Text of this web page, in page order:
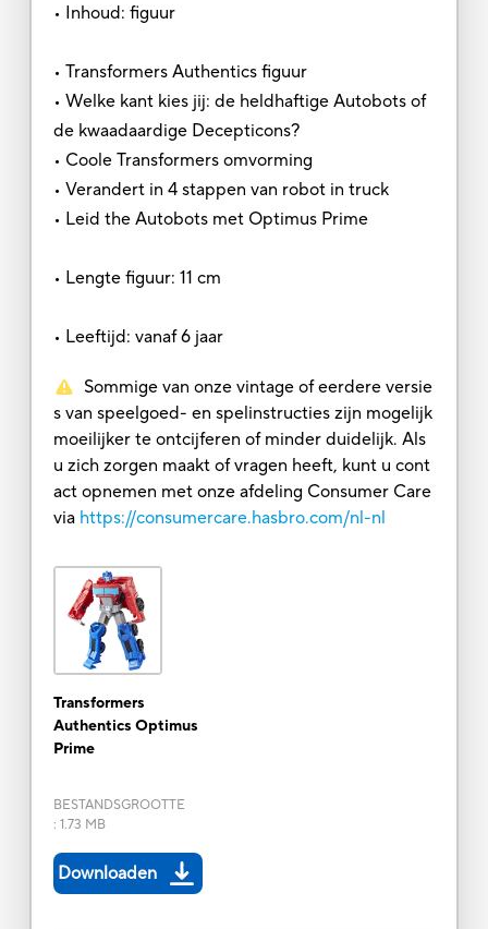
• Inhoud: figuur
• Transformers Authentics figuur
• Welke kant kies jij: de heldhaftige Autobots of
de kwaadaardige Decepticons?
• Coole Transformers omvorming
• Verandert in 4 stappen van robot in truck
• Leid the Autobots met Optimus Prime
• Lengte figuur: 11 cm
• Leeftijd: vanaf 6 jaar
Sommige van onze vintage of eerdere versie
s van speelgoed- en spelinstructies zijn mogelijk
moeilijker te ontcijferen of minder duidelijk. Als
u zich zorgen maakt of vragen heeft, kunt u cont
act opnemen met onze afdeling Consumer Care
via https://consumercare.hasbro.com/nl-nl
Transformers
Authentics Optimus
Prime
BESTANDSGROOTTE
: 1.73 MB
Downloaden